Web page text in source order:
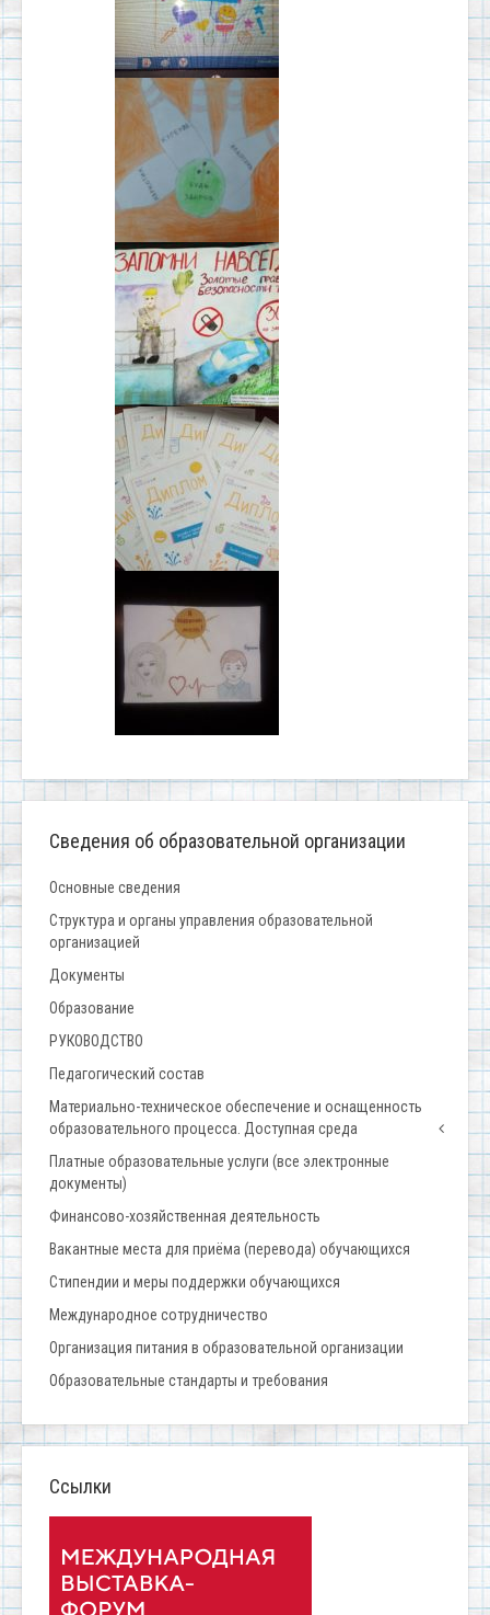
Сведения об образовательной организации
Основные сведения
Структура и органы управления образовательной
организацией
Документы
Образование
РУКОВОДСТВО
Педагогический состав
Материально-техническое обеспечение и оснащенность
образовательного процесса. Доступная среда
Платные образовательные услуги (все электронные
документы)
Финансово-хозяйственная деятельность
Вакантные места для приёма (перевода) обучающихся
Стипендии и меры поддержки обучающихся
Международное сотрудничество
Организация питания в образовательной организации
Образовательные стандарты и требования
Ссылки